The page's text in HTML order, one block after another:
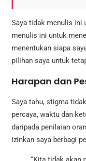
Saya tidak menulis ini
menulis ini untuk
menentukan siapa
pilihan saya untuk
Harapan dan
Saya tahu, stigma
percaya, waktu dan
daripada penilaian
izinkan saya berbagi